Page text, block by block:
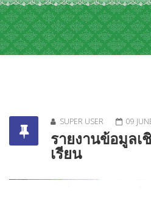
SUPER USER 09
รายงานข้อมูลเ
เรียน